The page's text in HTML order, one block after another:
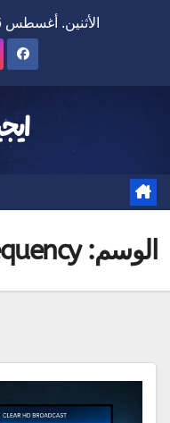
الأثنين. أغسطس 10th, 2026
الوسم: